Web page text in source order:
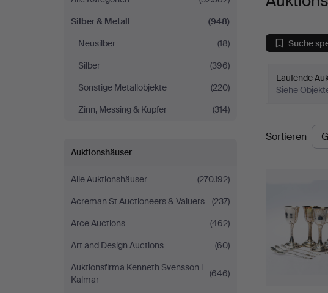
Metall
bei
Handelslagret
Auktionsservice
Silber & Metall
(948)
Neusilber
(18)
Silber
(396)
Sonstige Metallobjekte
(220)
Zinn, Messing & Kupfer
(314)
Auktionshäuser
Alle Auktionshäuser
(270.192)
Acreman St Auctioneers & Valuers
(237)
Arce Auctions
(462)
Art and Design Auctions
(60)
Auktionsfirma Kenneth Svensson i
Kalmar
(646)
Suche
Laufende
Siehe
Sortieren